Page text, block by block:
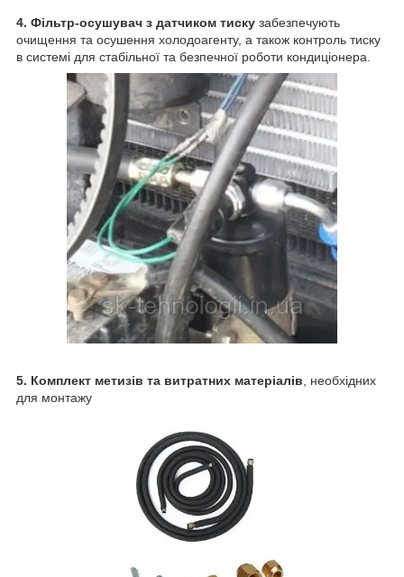
4. Фільтр-осушувач з датчиком тиску забезпечують
очищення та осушення холодоагенту, а також контроль тиску
в системі для стабільної та безпечної роботи кондиціонера.
5. Комплект метизів та витратних матеріалів , необхідних
для монтажу